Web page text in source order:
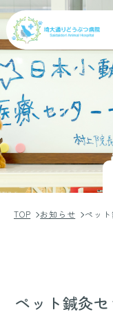
TOP お知らせ ペッ
ペット鍼灸